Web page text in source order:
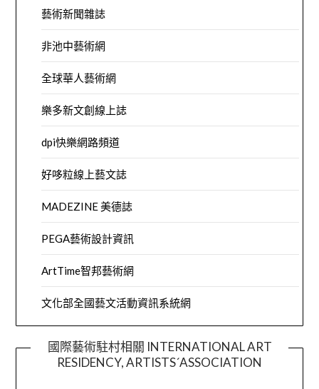
藝術新聞雜誌
非池中藝術網
全球華人藝術網
樂多新文創線上誌
dpi快樂網路頻道
好哆粒線上藝文誌
MADEZINE 美德誌
PEGA藝術設計資訊
ArtTime智邦藝術網
文化部全國藝文活動資訊系統網
國際藝術駐村相關 INTERNATIONAL ART
RESIDENCY, ARTISTS´ASSOCIATION